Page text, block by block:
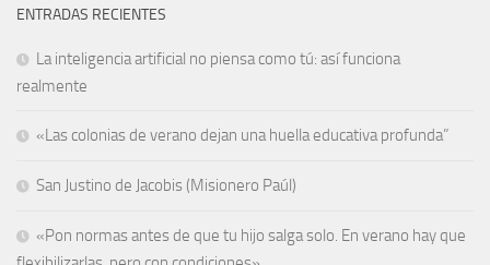
ENTRADAS RECIENTES
La inteligencia artificial no piensa como tú: así funciona
realmente
«Las colonias de verano dejan una huella educativa profunda”
San Justino de Jacobis (Misionero Paúl)
«Pon normas antes de que tu hijo salga solo. En verano hay que